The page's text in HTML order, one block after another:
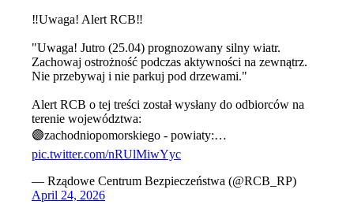
‼️Uwaga! Alert RCB‼️
"Uwaga! Jutro (25.04) prognozowany silny wiatr.
Zachowaj ostrożność podczas aktywności na zewnątrz.
Nie przebywaj i nie parkuj pod drzewami."
Alert RCB o tej treści został wysłany do odbiorców na
terenie województwa:
🟣zachodniopomorskiego - powiaty:…
pic.twitter.com/nRUlMiwYyc
— Rządowe Centrum Bezpieczeństwa (@RCB_RP)
April 24, 2026